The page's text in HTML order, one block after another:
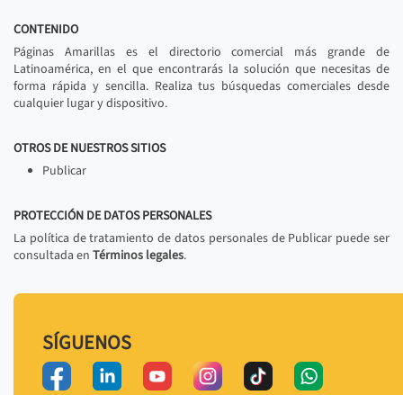
CONTENIDO
Páginas Amarillas es el directorio comercial más grande de
Latinoamérica, en el que encontrarás la solución que necesitas de
forma rápida y sencilla. Realiza tus búsquedas comerciales desde
cualquier lugar y dispositivo.
OTROS DE NUESTROS SITIOS
Publicar
PROTECCIÓN DE DATOS PERSONALES
La política de tratamiento de datos personales de Publicar puede ser
consultada en Términos legales.
SÍGUENOS